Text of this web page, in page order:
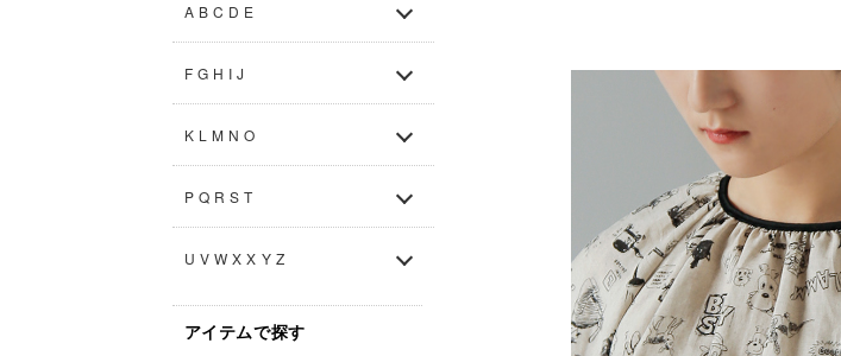
A B C D E
F G H I J
K L M N O
P Q R S T
U V W X X Y Z
アイテムで探す